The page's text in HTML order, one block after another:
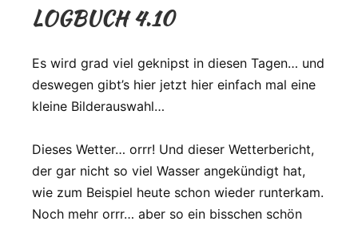
LOGBUCH 4.10
Es wird grad viel geknipst in diesen Tagen… und
deswegen gibt’s hier jetzt hier einfach mal eine
kleine Bilderauswahl…
Dieses Wetter… orrr! Und dieser Wetterbericht,
der gar nicht so viel Wasser angekündigt hat,
wie zum Beispiel heute schon wieder runterkam.
Noch mehr orrr… aber so ein bisschen schön